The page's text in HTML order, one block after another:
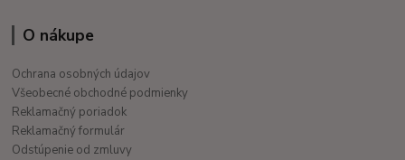
O nákupe
Ochrana osobných údajov
Všeobecné obchodné podmienky
Reklamačný poriadok
Reklamačný formulár
Odstúpenie od zmluvy